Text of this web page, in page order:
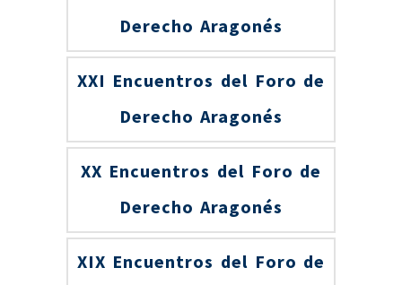
Derecho Aragonés
XXI Encuentros del Foro de
Derecho Aragonés
XX Encuentros del Foro de
Derecho Aragonés
XIX Encuentros del Foro de